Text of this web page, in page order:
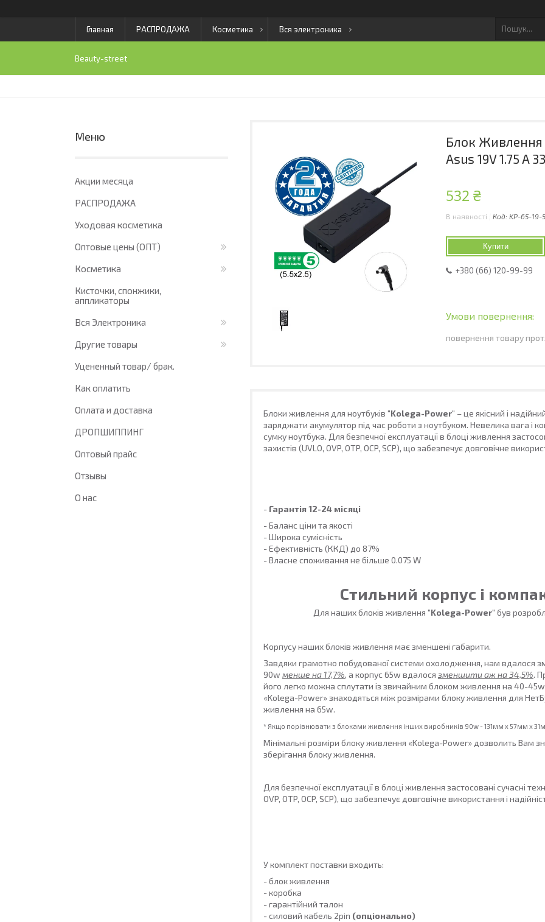
Главная РАСПРОДАЖА Косметика Вся электроника
Beauty-street
Блок Живлення
Asus 19V 1.75 A
532 ₴
В наявності Код: KP-65-19-
Купити
+380 (66) 120-99-99
повернення товару
Блоки живлення для ноутбуків "Kolega-Power" – це якісний і
заряджати акумулятор під час роботи з ноутбуком. Невелика вага і
сумку ноутбука. Для безпечної експлуатації в блоці живлення
захистів (UVLO, OVP, OTP, OCP, SCP), що забезпечує довговічне
- Гарантія 12-24 місяці
- Баланс ціни та якості
- Широка сумісність
- Ефективність (ККД) до 87%
- Власне споживання не більше 0.075 W
Стильний корпус і
Для наших блоків живлення "Kolega-Power" був
Корпусу наших блоків живлення має зменшені габарити.
Завдяки грамотно побудованої системи охолодження, нам вдалося
90w менше на 17,7%, а корпус 65w вдалося зменшити аж на 34,5%.
його легко можна сплутати із звичайним блоком живлення на 40-
«Kolega-Power» знаходяться між розмірами блоку живлення для
живлення на 65w.
* Якщо порівнювати з блоками живлення інших виробників 90w - 131мм x 57мм x
Мінімальні розміри блоку живлення «Kolega-Power» дозволить Вам
зберігання блоку живлення.
Для безпечної експлуатації в блоці живлення застосовані сучасні
OVP, OTP, OCP, SCP), що забезпечує довговічне використання і
У комплект поставки входить:
- блок живлення
- коробка
- гарантійний талон
- силовий кабель 2pin (опціонально)
Акции месяца
РАСПРОДАЖА
Уходовая косметика
Оптовые цены (ОПТ)
Косметика
Кисточки, спонжики,
аппликаторы
Вся Электроника
Другие товары
Уцененный товар/ брак.
Как оплатить
Оплата и доставка
ДРОПШИППИНГ
Оптовый прайс
Отзывы
О нас